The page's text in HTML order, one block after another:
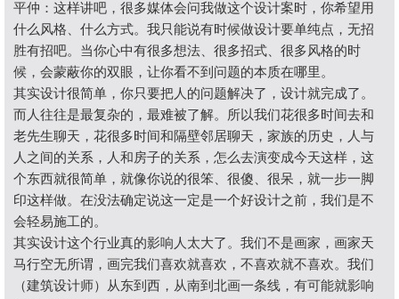
平仲：这样讲吧，很多媒体会问我做这个设计案时，你希望用
什么风格、什么方式。我只能说有时候做设计要单纯点，无招
胜有招吧。当你心中有很多想法、很多招式、很多风格的时
候，会蒙蔽你的双眼，让你看不到问题的本质在哪里。
其实设计很简单，你只要把人的问题解决了，设计就完成了。
而人往往是最复杂的，最难被了解。所以我们花很多时间去和
老先生聊天，花很多时间和隔壁邻居聊天，家族的历史，人与
人之间的关系，人和房子的关系，怎么去演变成今天这样，这
个东西就很简单，就像你说的很笨、很傻、很呆，就一步一脚
印这样做。在没法确定说这一定是一个好设计之前，我们是不
会轻易施工的。
其实设计这个行业真的影响人太大了。我们不是画家，画家天
马行空无所谓，画完我们喜欢就喜欢，不喜欢就不喜欢。我们
（建筑设计师）从东到西，从南到北画一条线，有可能就影响